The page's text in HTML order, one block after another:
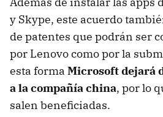
y Skype, este acuerdo
de patentes que podrán ser
por Lenovo como por la
esta forma Microsoft dejará
a la compañía china, por lo
salen beneficiadas.